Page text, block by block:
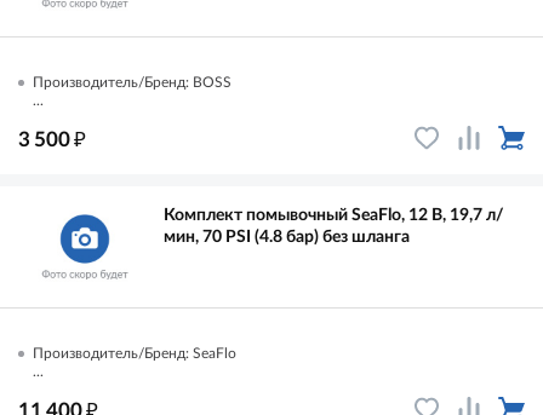
Производитель/Бренд: BOSS
...
3 500₽
Комплект помывочный SeaFlo, 12 В, 19,7 л/
мин, 70 PSI (4.8 бар) без шланга
Производитель/Бренд: SeaFlo
...
11 400₽